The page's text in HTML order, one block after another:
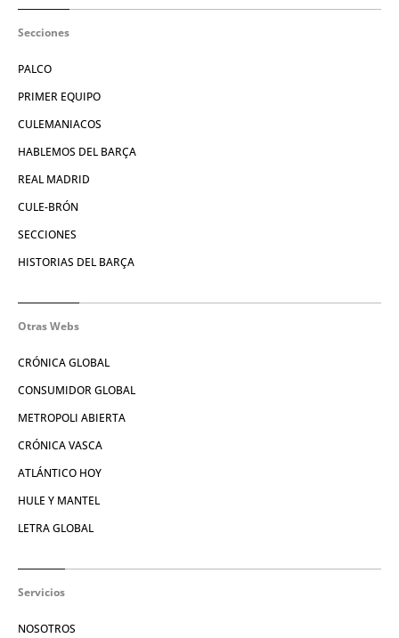
Secciones
PALCO
PRIMER EQUIPO
CULEMANIACOS
HABLEMOS DEL BARÇA
REAL MADRID
CULE-BRÓN
SECCIONES
HISTORIAS DEL BARÇA
Otras Webs
CRÓNICA GLOBAL
CONSUMIDOR GLOBAL
METROPOLI ABIERTA
CRÓNICA VASCA
ATLÁNTICO HOY
HULE Y MANTEL
LETRA GLOBAL
Servicios
NOSOTROS